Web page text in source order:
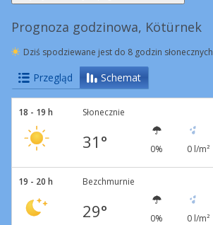
Prognoza godzinowa, Kötürnek
Dziś spodziewane jest do 8 godzin słonecznych
Przegląd Schemat
18 - 19 h Słonecznie
31° 0% 0 l/m²
19 - 20 h Bezchmurnie
29° 0% 0 l/m²